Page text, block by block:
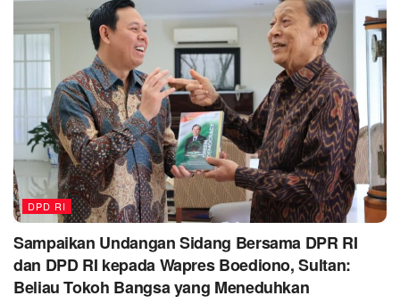
DPD RI
Sampaikan Undangan Sidang Bersama DPR RI
dan DPD RI kepada Wapres Boediono, Sultan:
Beliau Tokoh Bangsa yang Meneduhkan